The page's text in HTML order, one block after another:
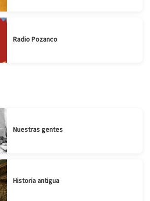
Radio Pozanco
Nuestras gentes
Historia antigua